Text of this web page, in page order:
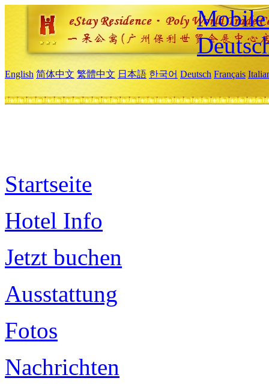
Mobile
English 简体中文 繁體中文 日本語 한국어 Deutsch Français
Startseite
Hotel Info
Jetzt buchen
Ausstattung
Fotos
Nachrichten